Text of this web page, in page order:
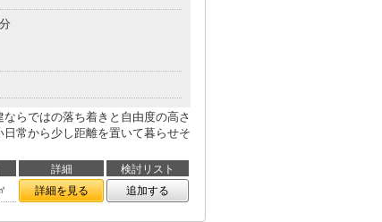
らではの落ち着きと自由度の高さ
常から少し距離を置いて暮らせそ
詳細
検討リスト
詳細を見る 追加する